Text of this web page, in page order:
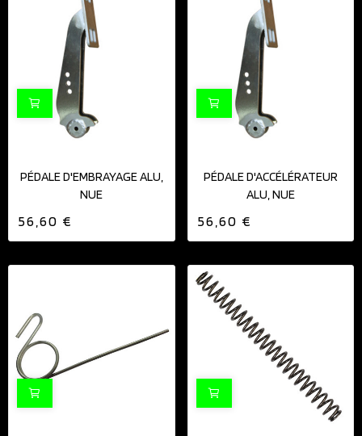
PÉDALE D'EMBRAYAGE ALU,
NUE
56,60 €
PÉDALE D'ACCÉLÉRATEUR
ALU, NUE
56,60 €